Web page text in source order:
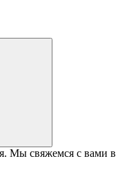
Мы свяжемся с вами в